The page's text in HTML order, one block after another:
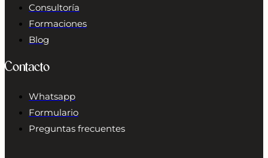
Consultoría
Formaciones
Blog
Contacto
Whatsapp
Formulario
Preguntas frecuentes